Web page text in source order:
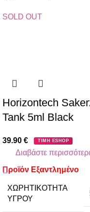
SOLD OUT
Horizontech
Tank 5ml Black
39.90 € ΤΙΜΗ ESHOP
Διαβάστε
Προϊόν Εξαντλημένο
ΧΩΡΗΤΙΚΌΤΗΤΑ
ΥΓΡΟΎ